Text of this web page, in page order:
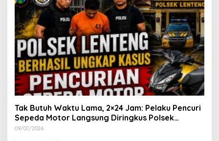
Tak Butuh Waktu Lama, 2×24 Jam: Pelaku Pencuri
Sepeda Motor Langsung Diringkus Polsek
Lenteng di Wilayah Manding
09/07/2026